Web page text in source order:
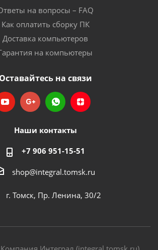
на вопросы – FAQ
Как оплатить сборку ПК
Доставка компьютеров
на компьютеры
Оставайтесь на связи
Наши контакты
+7 906 951-15-51
shop@integral.tomsk.ru
г. Томск, Пр. Ленина, 30/2